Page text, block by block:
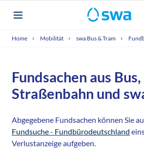
Home Mobilität swa Bus & Tram
Fundsachen aus Bus,
Straßenbahn und
Abgegebene Fundsachen können Sie
Fundsuche - Fundbürodeutschland
Verlustanzeige aufgeben.